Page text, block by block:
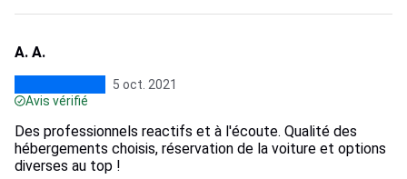
A. A.
5 oct. 2021
Avis vérifié
Des professionnels reactifs et à l'écoute. Qualité des
hébergements choisis, réservation de la voiture et options
diverses au top !